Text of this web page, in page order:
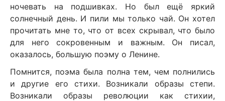
ночевать на подшивках. Но был ещё яркий
солнечный день. И пили мы только чай. Он хотел
прочитать мне то, что от всех скрывал, что было
для него сокровенным и важным. Он писал,
оказалось, большую поэму о Ленине.
Помнится, поэма была полна тем, чем полнились
и другие его стихи. Возникали образы степи.
Возникали образы революции как стихии,